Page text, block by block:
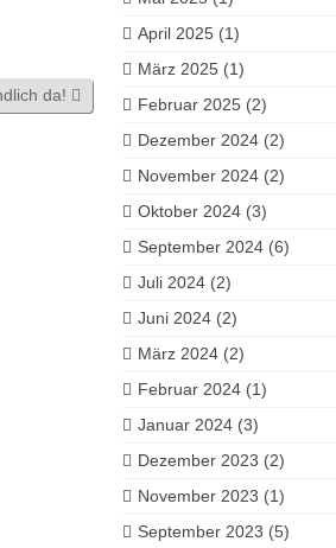
da!
April 2025 (1)
März 2025 (1)
Februar 2025 (2)
Dezember 2024 (2)
November 2024 (2)
Oktober 2024 (3)
September 2024 (6)
Juli 2024 (2)
Juni 2024 (2)
März 2024 (2)
Februar 2024 (1)
Januar 2024 (3)
Dezember 2023 (2)
November 2023 (1)
September 2023 (5)